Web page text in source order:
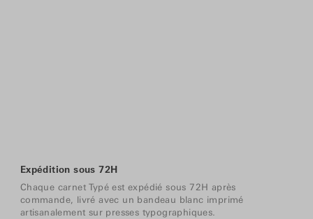
Expédition sous 72H
Chaque carnet Typé est expédié sous 72H après
commande, livré avec un bandeau blanc imprimé
artisanalement sur presses typographiques.